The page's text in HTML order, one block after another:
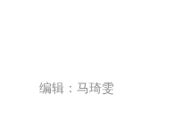
编辑：马琦雯